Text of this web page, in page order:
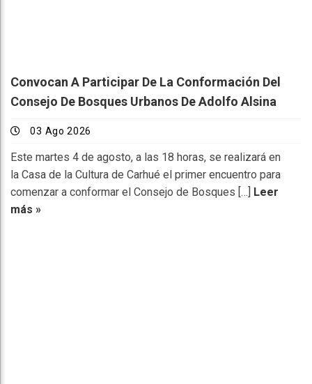
Convocan A Participar De La Conformación Del
Consejo De Bosques Urbanos De Adolfo Alsina
03 Ago 2026
Este martes 4 de agosto, a las 18 horas, se realizará en
la Casa de la Cultura de Carhué el primer encuentro para
comenzar a conformar el Consejo de Bosques […]
Leer
más »